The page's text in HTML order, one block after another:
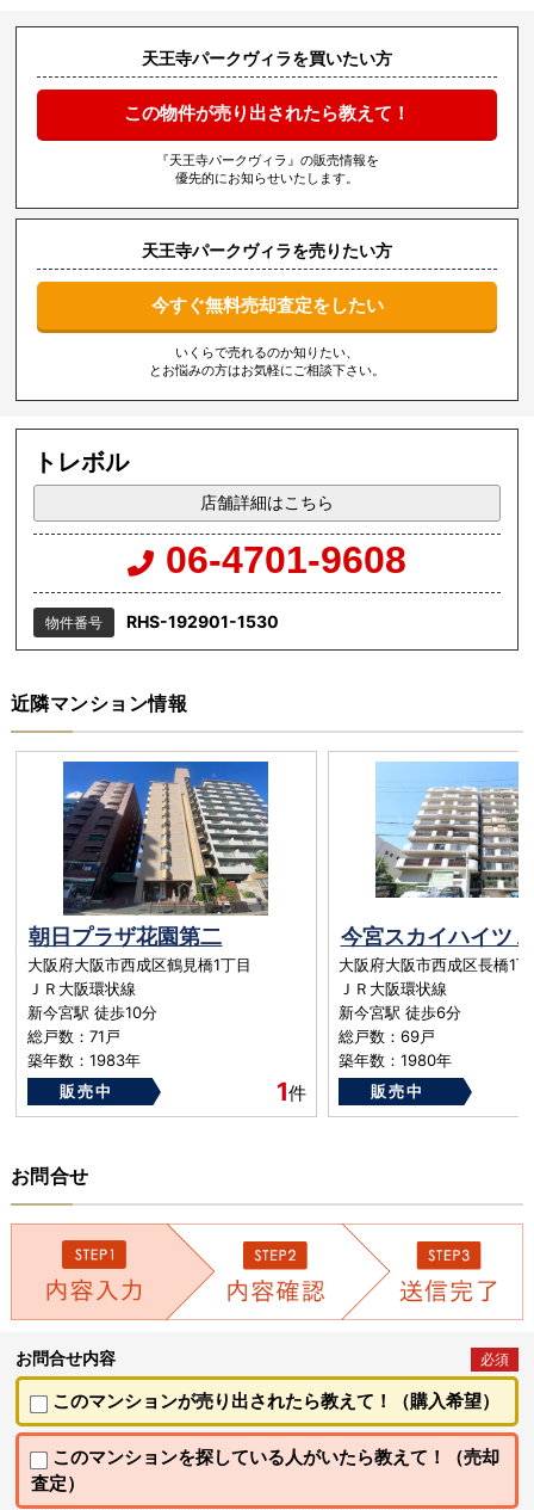
天王寺パークヴィラを買いたい方
この物件が売り出されたら教えて！
『天王寺パークヴィラ』の販売情報を
優先的にお知らせいたします。
天王寺パークヴィラを売りたい方
今すぐ無料売却査定をしたい
いくらで売れるのか知りたい、
とお悩みの方はお気軽にご相談下さい。
トレボル
店舗詳細はこちら
06-4701-9608
物件番号 RHS-192901-1530
近隣マンション情報
朝日プラザ花園第二
大阪府大阪市西成区鶴見橋1丁目
ＪＲ大阪環状線
新今宮駅 徒歩10分
総戸数：71戸
築年数：1983年
販売中
1件
今宮スカイハイツ
大阪府大阪市西成区長橋1
ＪＲ大阪環状線
新今宮駅 徒歩6分
総戸数：69戸
築年数：1980年
販売中
お問合せ
お問合せ内容 必須
このマンションが売り出されたら教えて！（購入希望）
このマンションを探している人がいたら教えて！（売却
査定）